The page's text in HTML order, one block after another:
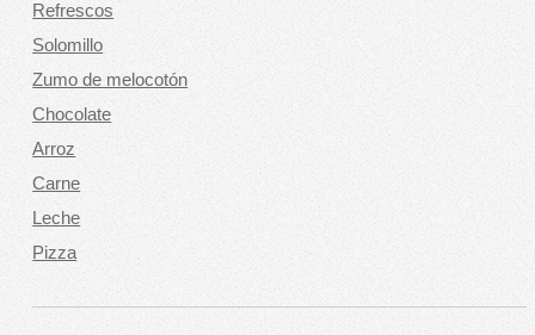
Refrescos
Solomillo
Zumo de melocotón
Chocolate
Arroz
Carne
Leche
Pizza